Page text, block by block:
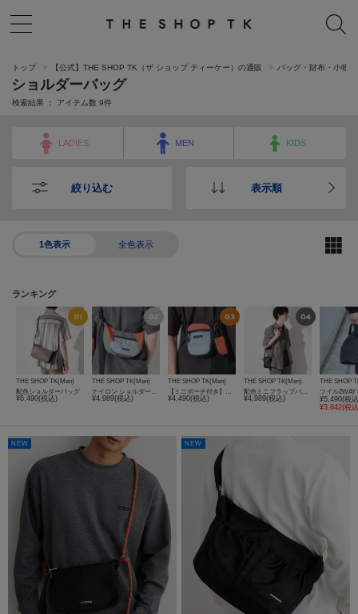
トップ 【公式】THE SHOP TK（ザ ショップ ティーケー）の通販 バッグ・財布・小物
ショルダーバッグ
検索結果 ： アイテム数 9件
LADIES MEN KIDS
絞り込む 表示順
1色表示 全色表示
ランキング
THE SHOP TK(Men)
配色ショルダーバッグ
¥6,490(税込)
THE SHOP TK(Men)
¥4,989(税込)
THE SHOP TK(Men)
¥4,490(税込)
THE SHOP TK(Men)
¥4,989(税込)
THE SHOP
¥5,490(税
¥3,842(税
NEW NEW